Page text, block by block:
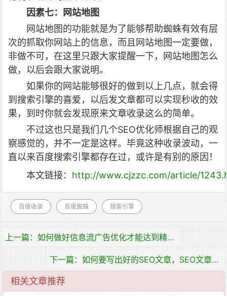
因素七：网站地图
网站地图的功能就是为了能够帮助蜘蛛有效有层
次的抓取你网站上的信息，而且网站地图一定要做，
非做不可，在这里只跟大家提醒一下，网站地图怎么
做，以后会跟大家说明。
如果你的网站能够很好的做到以上几点，就会得
到搜索引擎的喜爱，以后发文章都可以实现秒收的效
果，到时你就会发现原来文章收录这么的简单。
不过这也只是我们几个SEO优化师根据自己的观
察感觉的，并不一定是这样。毕竟这种收录波动，一
直以来百度搜索引擎都存在过，或许是有别的原因！
本文链接： http://www.cjzzc.com/article/
百度收录 百度蜘蛛 搜索引擎
上一篇：如何做好信息流广告优化才能达到精准营销效果
下一篇：如何要写出好的SEO文章，SEO文章的写作思路
相关文章推荐